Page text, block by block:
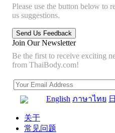
Please use the button below to
us suggestions.
Join Our Newsletter
Be the first to receive exciting
from ThaiBody.com!
English ภาษาไทย
关于
常见问题